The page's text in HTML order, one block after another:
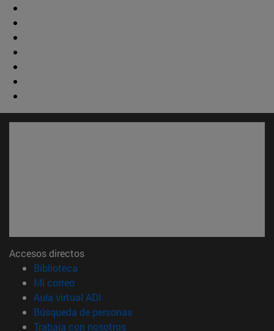
Accesos directos
Biblioteca
Mi correo(abre en nueva ventana)
Aula virtual ADI
Búsqueda de personas(abre en nueva ventana)
Trabaja con nosotros(abre en nueva ventana)